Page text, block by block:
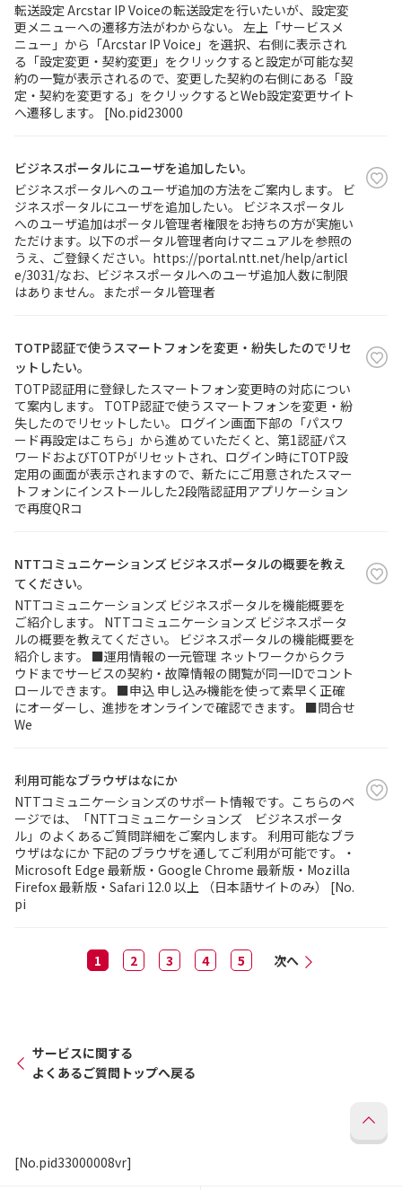
転送設定 Arcstar IP Voiceの転送設定を行いたいが、設定変
更メニューへの遷移方法がわからない。 左上「サービスメ
ニュー」から「Arcstar IP Voice」を選択、右側に表示され
る「設定変更・契約変更」をクリックすると設定が可能な契
約の一覧が表示されるので、変更した契約の右側にある「設
定・契約を変更する」をクリックするとWeb設定変更サイト
へ遷移します。 [No.pid23000
ビジネスポータルにユーザを追加したい。
ビジネスポータルへのユーザ追加の方法をご案内します。 ビ
ジネスポータルにユーザを追加したい。 ビジネスポータル
へのユーザ追加はポータル管理者権限をお持ちの方が実施い
ただけます。以下のポータル管理者向けマニュアルを参照の
うえ、ご登録ください。https://portal.ntt.net/help/articl
e/3031/なお、ビジネスポータルへのユーザ追加人数に制限
はありません。またポータル管理者
TOTP認証で使うスマートフォンを変更・紛失したのでリセ
ットしたい。
TOTP認証用に登録したスマートフォン変更時の対応につい
て案内します。 TOTP認証で使うスマートフォンを変更・紛
失したのでリセットしたい。 ログイン画面下部の「パスワ
ード再設定はこちら」から進めていただくと、第1認証パス
ワードおよびTOTPがリセットされ、ログイン時にTOTP設
定用の画面が表示されますので、新たにご用意されたスマー
トフォンにインストールした2段階認証用アプリケーション
で再度QRコ
NTTコミュニケーションズ ビジネスポータルの概要を教え
てください。
NTTコミュニケーションズ ビジネスポータルを機能概要を
ご紹介します。 NTTコミュニケーションズ ビジネスポータ
ルの概要を教えてください。 ビジネスポータルの機能概要を
紹介します。 ■運用情報の一元管理 ネットワークからクラ
ウドまでサービスの契約・故障情報の閲覧が同一IDでコント
ロールできます。 ■申込 申し込み機能を使って素早く正確
にオーダーし、進捗をオンラインで確認できます。 ■問合せ
We
利用可能なブラウザはなにか
NTTコミュニケーションズのサポート情報です。こちらのペ
ージでは、「NTTコミュニケーションズ ビジネスポータ
ル」のよくあるご質問詳細をご案内します。 利用可能なブラ
ウザはなにか 下記のブラウザを通してご利用が可能です。・
Microsoft Edge 最新版・Google Chrome 最新版・Mozilla
Firefox 最新版・Safari 12.0 以上 （日本語サイトのみ） [No.
pi
1 2 3 4 5 次へ
サービスに関する
よくあるご質問トップへ戻る
[No.pid33000008vr]